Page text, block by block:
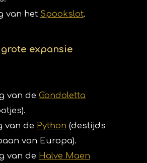
van het Spookslot.
grote expansie
van de Gondoletta
van de Python (destijds
van Europa).
van de Halve Maen